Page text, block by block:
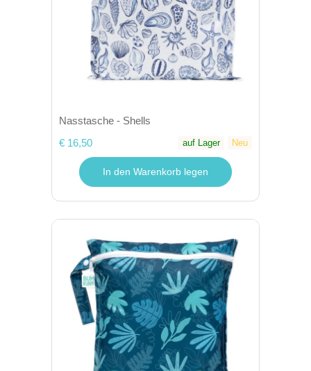
Nasstasche - Shells
€ 16,50
auf Lager Neu
In den Warenkorb legen